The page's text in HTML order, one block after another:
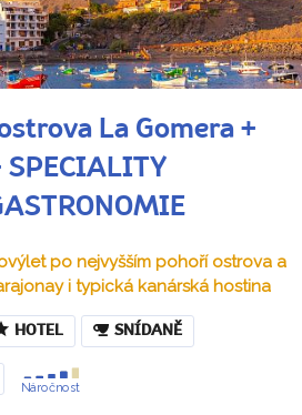
La Gomera +
po nejvyšším pohoří ostrova a
i typická kanárská hostina
HOTEL SNÍDANĚ
Náročnost